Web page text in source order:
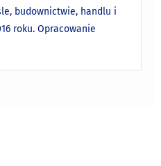
budownictwie, handlu i
roku. Opracowanie